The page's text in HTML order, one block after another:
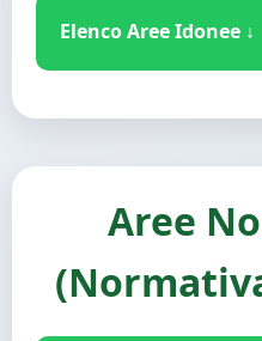
Elenco Aree Idonee ↓
adiacenti
Cave dismesse e
Zone industriali
Aree